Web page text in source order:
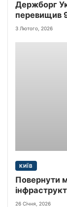
Держборг
перевищив
3 Лютого, 2026
КИЇВ
Повернути
міської
26 Січня, 2026